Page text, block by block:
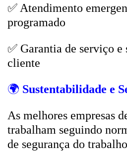
✅ Atendimento
programado
✅ Garantia de serviço
cliente
🌍 Sustentabilidade e
As melhores empresas
trabalham seguindo
de segurança do